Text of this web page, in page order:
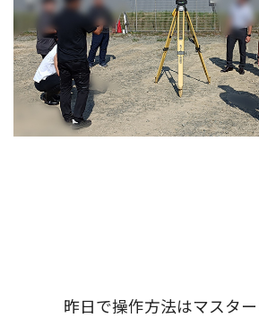
昨日で操作方法はマスター